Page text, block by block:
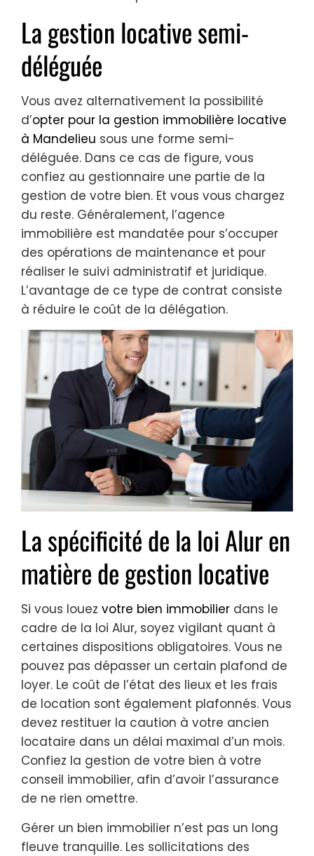
La gestion locative semi-
déléguée
Vous avez alternativement la possibilité
d’opter pour la gestion immobilière locative
à Mandelieu sous une forme semi-
déléguée. Dans ce cas de figure, vous
confiez au gestionnaire une partie de la
gestion de votre bien. Et vous vous chargez
du reste. Généralement, l’agence
immobilière est mandatée pour s’occuper
des opérations de maintenance et pour
réaliser le suivi administratif et juridique.
L’avantage de ce type de contrat consiste
à réduire le coût de la délégation.
La spécificité de la loi Alur en
matière de gestion locative
Si vous louez votre bien immobilier dans le
cadre de la loi Alur, soyez vigilant quant à
certaines dispositions obligatoires. Vous ne
pouvez pas dépasser un certain plafond de
loyer. Le coût de l’état des lieux et les frais
de location sont également plafonnés. Vous
devez restituer la caution à votre ancien
locataire dans un délai maximal d’un mois.
Confiez la gestion de votre bien à votre
conseil immobilier, afin d’avoir l’assurance
de ne rien omettre.
Gérer un bien immobilier n’est pas un long
fleuve tranquille. Les sollicitations des